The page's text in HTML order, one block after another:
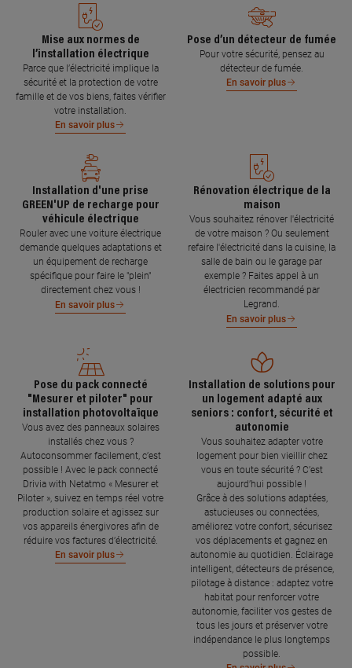
Mise aux normes de
l’installation électrique
Parce que l’électricité implique la
sécurité et la protection de votre
famille et de vos biens, faites vérifier
votre installation.
En savoir plus
Pose d’un détecteur de fumée
Pour votre sécurité, pensez au
détecteur de fumée.
En savoir plus
Installation d'une prise
GREEN'UP de recharge pour
véhicule électrique
Rouler avec une voiture électrique
demande quelques adaptations et
un équipement de recharge
spécifique pour faire le "plein"
directement chez vous !
En savoir plus
Rénovation électrique de la
maison
Vous souhaitez rénover l'électricité
de votre maison ? Ou seulement
refaire l'électricité dans la cuisine, la
salle de bain ou le garage par
exemple ? Faites appel à un
électricien recommandé par
Legrand.
En savoir plus
Pose du pack connecté
"Mesurer et piloter" pour
installation photovoltaïque
Vous avez des panneaux solaires
installés chez vous ?
Autoconsommer facilement, c’est
possible ! Avec le pack connecté
Drivia with Netatmo « Mesurer et
Piloter », suivez en temps réel votre
production solaire et agissez sur
vos appareils énergivores afin de
réduire vos factures d’électricité.
En savoir plus
Installation de solutions pour
un logement adapté aux
seniors : confort, sécurité et
autonomie
Vous souhaitez adapter votre
logement pour bien vieillir chez
vous en toute sécurité ? C’est
aujourd’hui possible !
Grâce à des solutions adaptées,
astucieuses ou connectées,
améliorez votre confort, sécurisez
vos déplacements et gagnez en
autonomie au quotidien. Éclairage
intelligent, détecteurs de présence,
pilotage à distance : adaptez votre
habitat pour renforcer votre
autonomie, faciliter vos gestes de
tous les jours et préserver votre
indépendance le plus longtemps
possible.